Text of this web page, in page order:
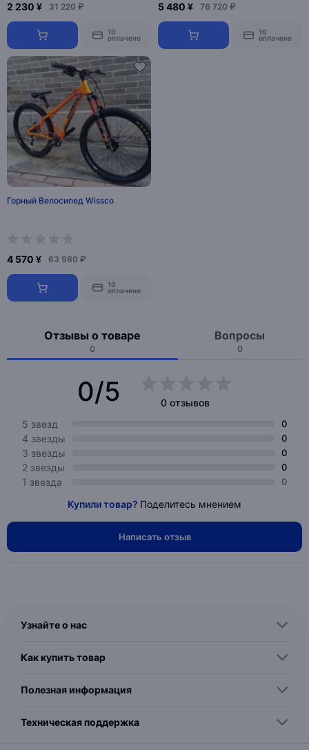
2 230 ¥ 31 220 ₽
10
оплачено
5 480 ¥ 76 720 ₽
10
оплачено
Горный Велосипед Wissco
4 570 ¥ 63 980 ₽
10
оплачено
Отзывы о товаре
0
Вопросы
0
0/5
0 отзывов
5 звезд
0
4 звезды 0
3 звезды 0
2 звезды 0
1 звезда 0
Купили товар? Поделитесь мнением
Написать отзыв
Узнайте о нас
Как купить товар
Полезная информация
Техническая поддержка